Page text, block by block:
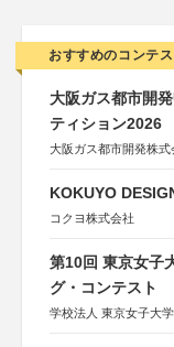
おすすめのコンテス
大阪ガス都市開
ティション2026
大阪ガス都市開発株式
KOKUYO
コクヨ株式会社
第10回 東京女子
グ・コンテスト
学校法人 東京女子大学